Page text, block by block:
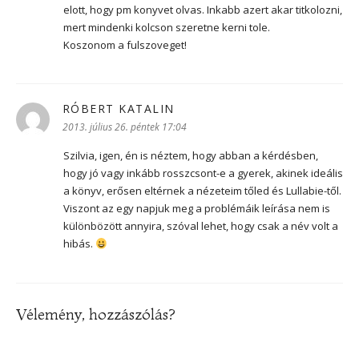
elott, hogy pm konyvet olvas. Inkabb azert akar titkolozni,
mert mindenki kolcson szeretne kerni tole.
Koszonom a fulszoveget!
RÓBERT KATALIN
2013. július 26. péntek 17:04
Szilvia, igen, én is néztem, hogy abban a kérdésben,
hogy jó vagy inkább rosszcsont-e a gyerek, akinek ideális
a könyv, erősen eltérnek a nézeteim tőled és Lullabie-től.
Viszont az egy napjuk meg a problémáik leírása nem is
különbözött annyira, szóval lehet, hogy csak a név volt a
hibás.
Vélemény, hozzászólás?